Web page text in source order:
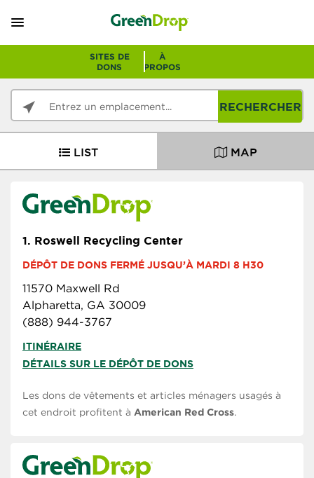
SITES DE
DONS
À
PROPOS
RECHERCHER
LIST MAP
1. Roswell Recycling Center
DÉPÔT DE DONS FERMÉ JUSQU’À MARDI 8 H30
11570 Maxwell Rd
Alpharetta, GA 30009
(888) 944-3767
ITINÉRAIRE
DÉTAILS SUR LE DÉPÔT DE DONS
Les dons de vêtements et articles ménagers usagés à
cet endroit profitent à American Red Cross.